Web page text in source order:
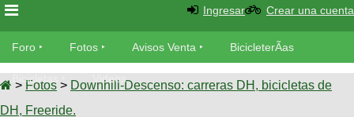
Foro
Foro
TÃ©cnica
Fotos
Ingresar Crear una cuenta
Foro Fotos Avisos Venta BicicleterÃ­as
Bicicletas Videos
> Fotos > Downhill-Descenso: carreras DH, bicicletas de
DH, Freeride.